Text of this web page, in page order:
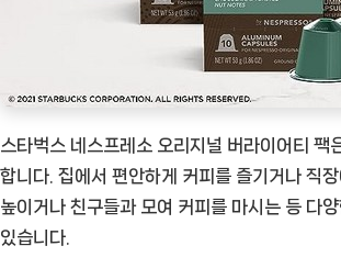
스타벅스 네스프레소 오리지널 버라이어티 팩
합니다. 집에서 편안하게 커피를 즐기거나 직
높이거나 친구들과 모여 커피를 마시는 등 다
있습니다.